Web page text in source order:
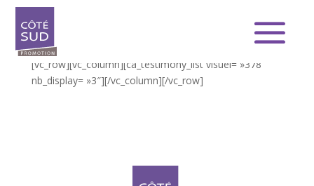
[vc_row][vc_column][ca_testimony_list visuel= »378″
nb_display= »3″][/vc_column][/vc_row]